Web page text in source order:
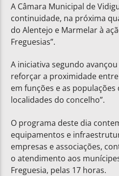
A Câmara Municipal de
continuidade, na próxima
do Alentejo e Marmelar à
Freguesias”.
A iniciativa segundo
reforçar a proximidade
em funções e as populações
localidades do concelho”.
O programa deste dia
equipamentos e
empresas e associações,
o atendimento aos
Freguesia, pelas 17 horas.